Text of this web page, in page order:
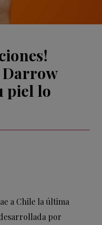
Darrow
piel lo
a Chile la última
por